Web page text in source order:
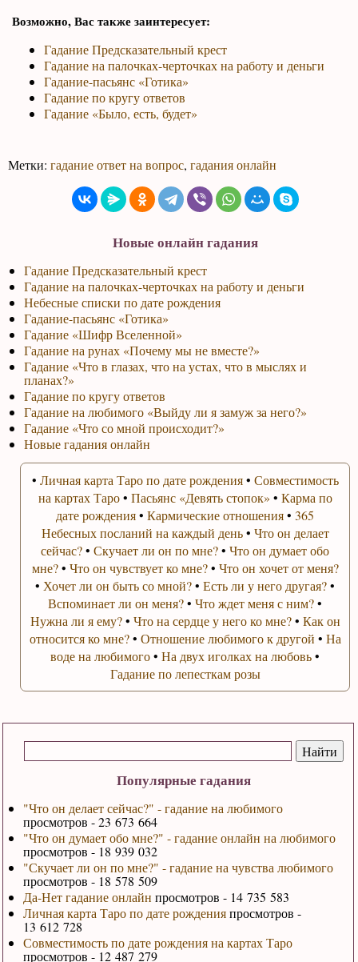
Популярные гадания
"Что он делает сейчас?" - гадание на любимого
просмотров - 23 673 664
"Что он думает обо мне?" - гадание онлайн на любимого
просмотров - 18 939 032
"Скучает ли он по мне?" - гадание на чувства любимого
просмотров - 18 578 509
Да-Нет гадание онлайн просмотров - 14 735 583
Личная карта Таро по дате рожденияпросмотров -
13 612 728
Совместимость по дате рождения на картах Таро
просмотров - 12 487 279
Возможно, Вас также заинтересует:
Гадание Предсказательный крест
Гадание на палочках-черточках на работу и деньги
Гадание-пасьянс «Готика»
Гадание по кругу ответов
Гадание «Было, есть, будет»
Метки:гадание ответ на вопрос,гадания онлайн
Новые онлайн гадания
Гадание Предсказательный крест
Гадание на палочках-черточках на работу и деньги
Небесные списки по дате рождения
Гадание-пасьянс «Готика»
Гадание «Шифр Вселенной»
Гадание на рунах «Почему мы не вместе?»
Гадание «Что в глазах, что на устах, что в мыслях и
планах?»
Гадание по кругу ответов
Гадание на любимого «Выйду ли я замуж за него?»
Гадание «Что со мной происходит?»
Новые гадания онлайн
• Личная карта Таро по дате рождения• Совместимость
на картах Таро• Пасьянс «Девять стопок» • Карма по
дате рождения•Кармические отношения•365
Небесных посланий на каждый день• Что он делает
сейчас?•Скучает ли он по мне?•Что он думает обо
мне?• Что он чувствует ко мне?• Что он хочет от меня?
• Хочет ли он быть со мной?•Есть ли у него другая?•
Вспоминает ли он меня?•Что ждет меня с ним?•
Нужна ли я ему?• Что на сердце у него ко мне?• Как он
относится ко мне?• Отношение любимого к другой • На
воде на любимого•На двух иголках на любовь•
Гадание по лепесткам розы